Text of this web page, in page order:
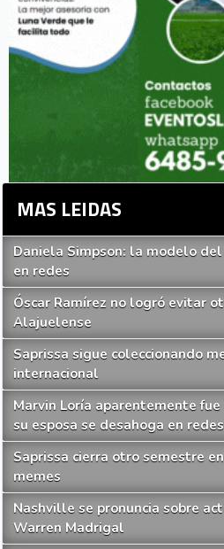
MAS LEIDAS
Daniela Simpson: la modelo
en redes
Óscar Ramírez no logró evitar
Alajuelense
Saprissa sigue coleccionando
internacional
Marvin Loría aparentemente
su esposa se desahoga en
Saprissa cierra otro semestre
memes
Nashville se pronuncia sobre
Warren Madrigal